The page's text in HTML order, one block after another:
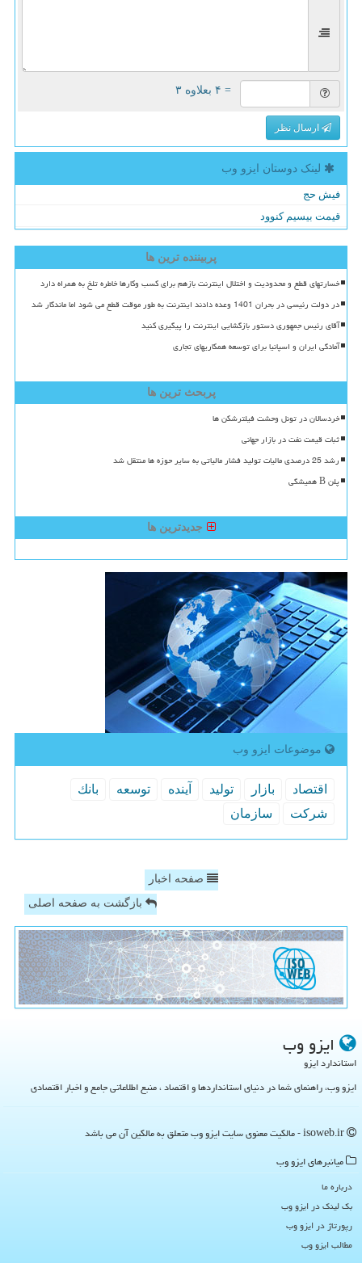
= ۴ بعلاوه ۳
ارسال نظر
لینک دوستان ایزو وب
فیش حج
قیمت بیسیم کنوود
پربیننده ترین ها
خسارتهای قطع و محدودیت و اختلال اینترنت بازهم برای کسب وکارها خاطره تلخ به همراه دارد
در دولت رئیسی در بحران 1401 وعده دادند اینترنت به طور موقت قطع می شود اما ماندگار شد
آقای رئیس جمهوری دستور بازگشایی اینترنت را پیگیری کنید
آمادگی ایران و اسپانیا برای توسعه همکاریهای تجاری
پربحث ترین ها
خردسالان در تونل وحشت فیلترشکن ها
ثبات قیمت نفت در بازار جهانی
رشد 25 درصدی مالیات تولید فشار مالیاتی به سایر حوزه ها منتقل شد
پلن B همیشگی
جدیدترین ها
موضوعات ایزو وب
اقتصاد بازار تولید آینده توسعه
بانك
شركت
سازمان
صفحه اخبار
بازگشت به صفحه اصلی
ایزو وب
استاندارد ایزو
ایزو وب، راهنمای شما در دنیای استانداردها و اقتصاد ، منبع اطلاعاتی جامع و اخبار اقتصادی
میانبرهای ایزو وب
درباره ما
بک لینک در ایزو وب
رپورتاژ در ایزو وب
مطالب ایزو وب